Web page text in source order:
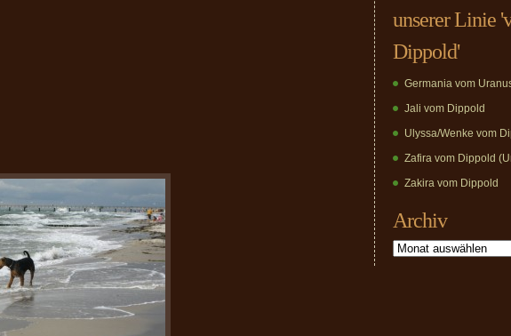
unserer Linie
Dippold'
Germania vom
Jali vom Dippold
Ulyssa/Wenke vom
Zafira vom Dippold
Zakira vom Dippold
Archiv
Archiv